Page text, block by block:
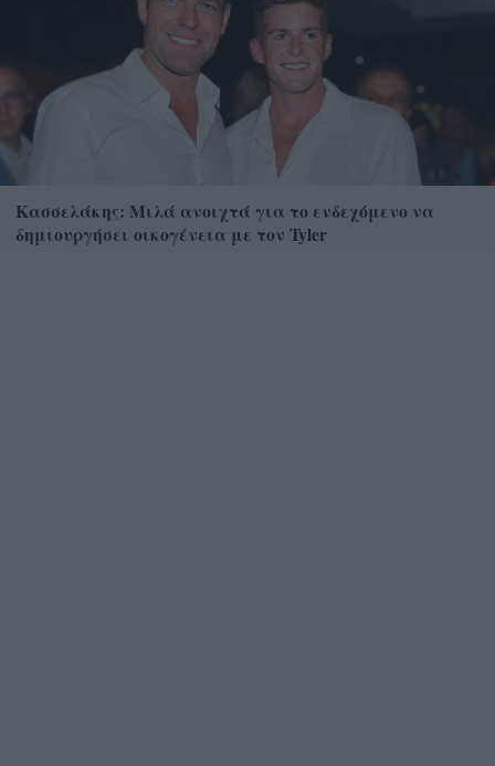
Κασσελάκης: Μιλά ανοιχτά για το ενδεχόμενο να
δημιουργήσει οικογένεια με τον Tyler